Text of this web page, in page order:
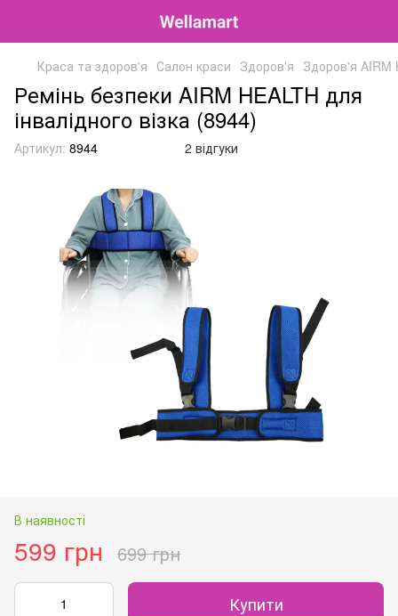
Краса та здоров'я Салон краси Здоров'я Здоров'я AIRM
Ремінь безпеки AIRM HEALTH для
інвалідного візка (8944)
Артикул: 8944 2 відгуки
В наявності
599 грн 699 грн
Купити